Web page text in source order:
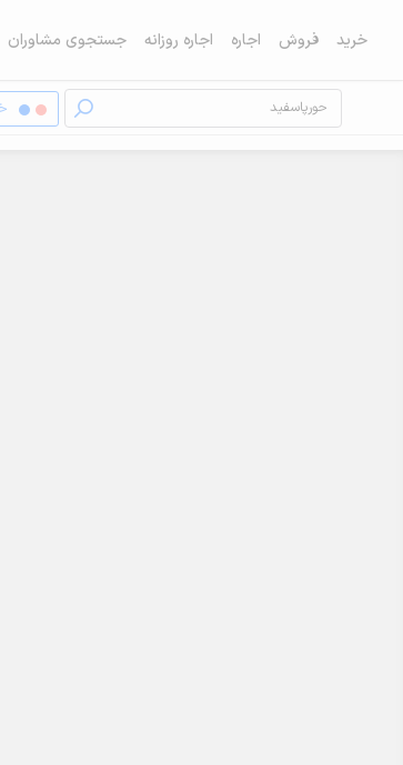
خرید فروش اجاره اجاره روزانه جستجوی مشاوران